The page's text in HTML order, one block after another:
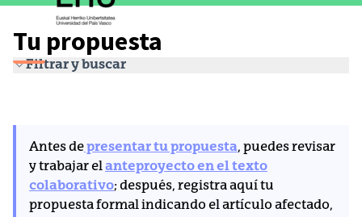
Tu propuesta
Filtrar y buscar
Antes depresentar tu propuesta, puedes revisar
y trabajar elanteproyecto en el texto
colaborativo; después, registra aquí tu
propuesta formal indicando el artículo afectado,